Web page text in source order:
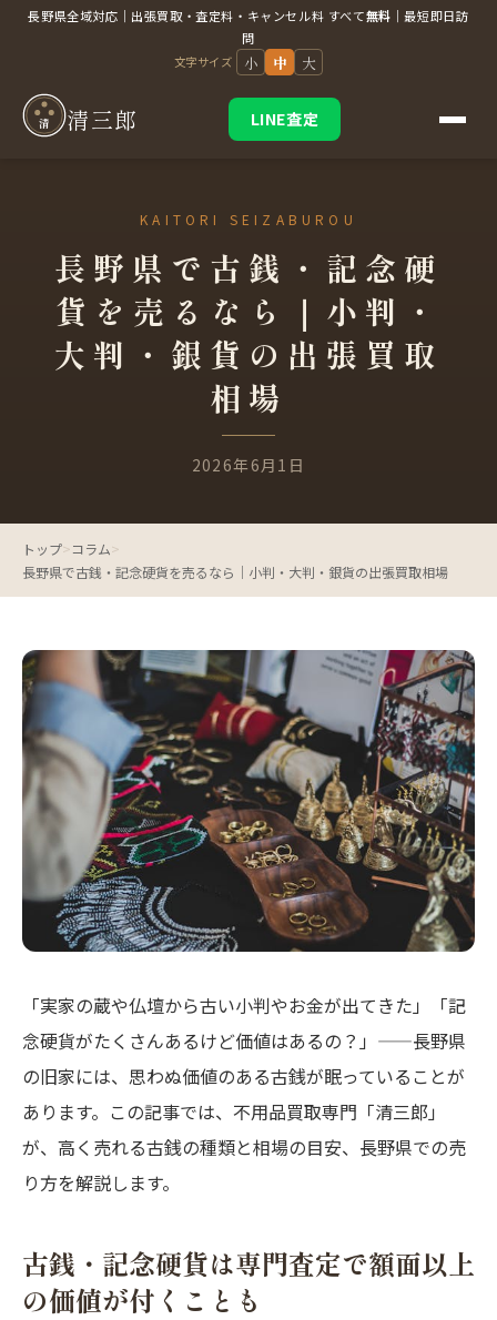
長野県全域対応｜出張買取・査定料・キャンセル料 すべて無料 ｜最短即日訪
問
文字サイズ 小 中 大
清 清三郎 LINE査定
長野県で古銭・記念硬
貨を売るなら｜小判・
大判・銀貨の出張買取
相場
2026年6月1日
トップ>コラム>
長野県で古銭・記念硬貨を売るなら｜小判・大判・銀貨の出張買取相場
「実家の蔵や仏壇から古い小判やお金が出てきた」「記
念硬貨がたくさんあるけど価値はあるの？」——長野県
の旧家には、思わぬ価値のある古銭が眠っていることが
あります。この記事では、不用品買取専門「清三郎」
が、高く売れる古銭の種類と相場の目安、長野県での売
り方を解説します。
古銭・記念硬貨は専門査定で額面以上
の価値が付くことも